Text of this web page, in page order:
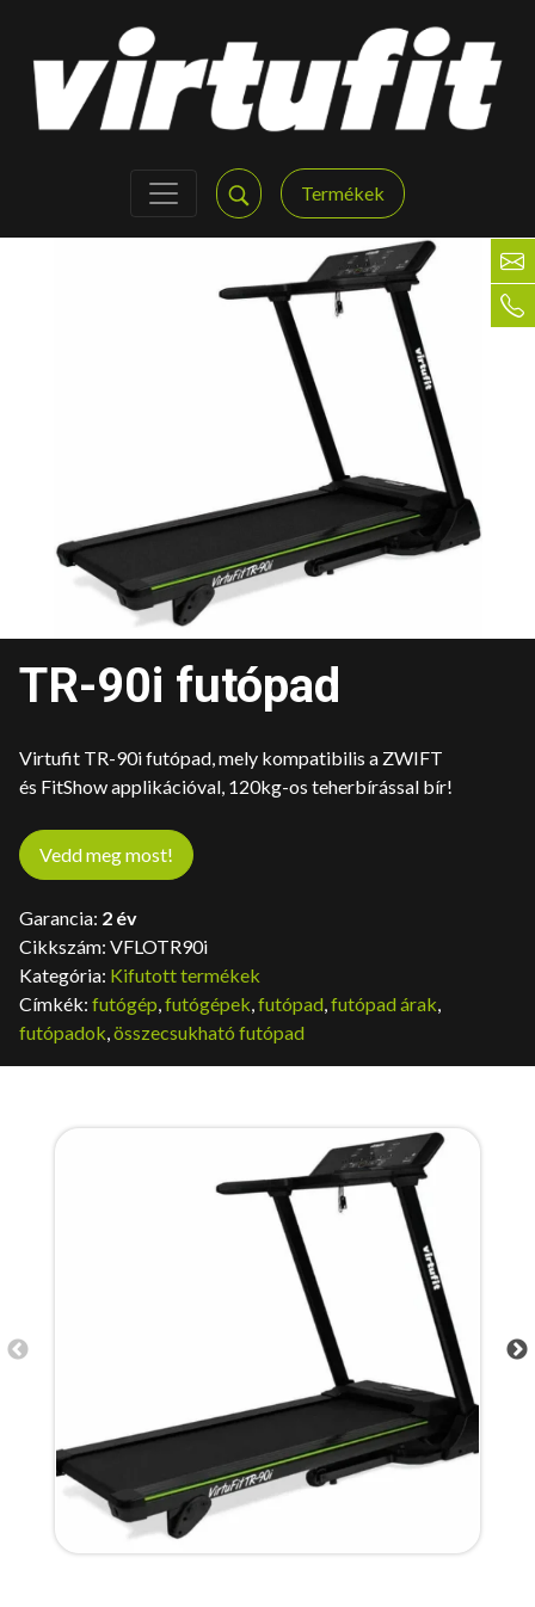
Termékek
TR-90i futópad
Virtufit TR-90i futópad, mely kompatibilis a ZWIFT
és FitShow applikációval, 120kg-os teherbírással bír!
Vedd meg most!
Garancia: 2 év
Cikkszám: VFLOTR90i
Kategória: Kifutott termékek
Címkék: futógép,futógépek,futópad,futópad árak,
futópadok,összecsukható futópad